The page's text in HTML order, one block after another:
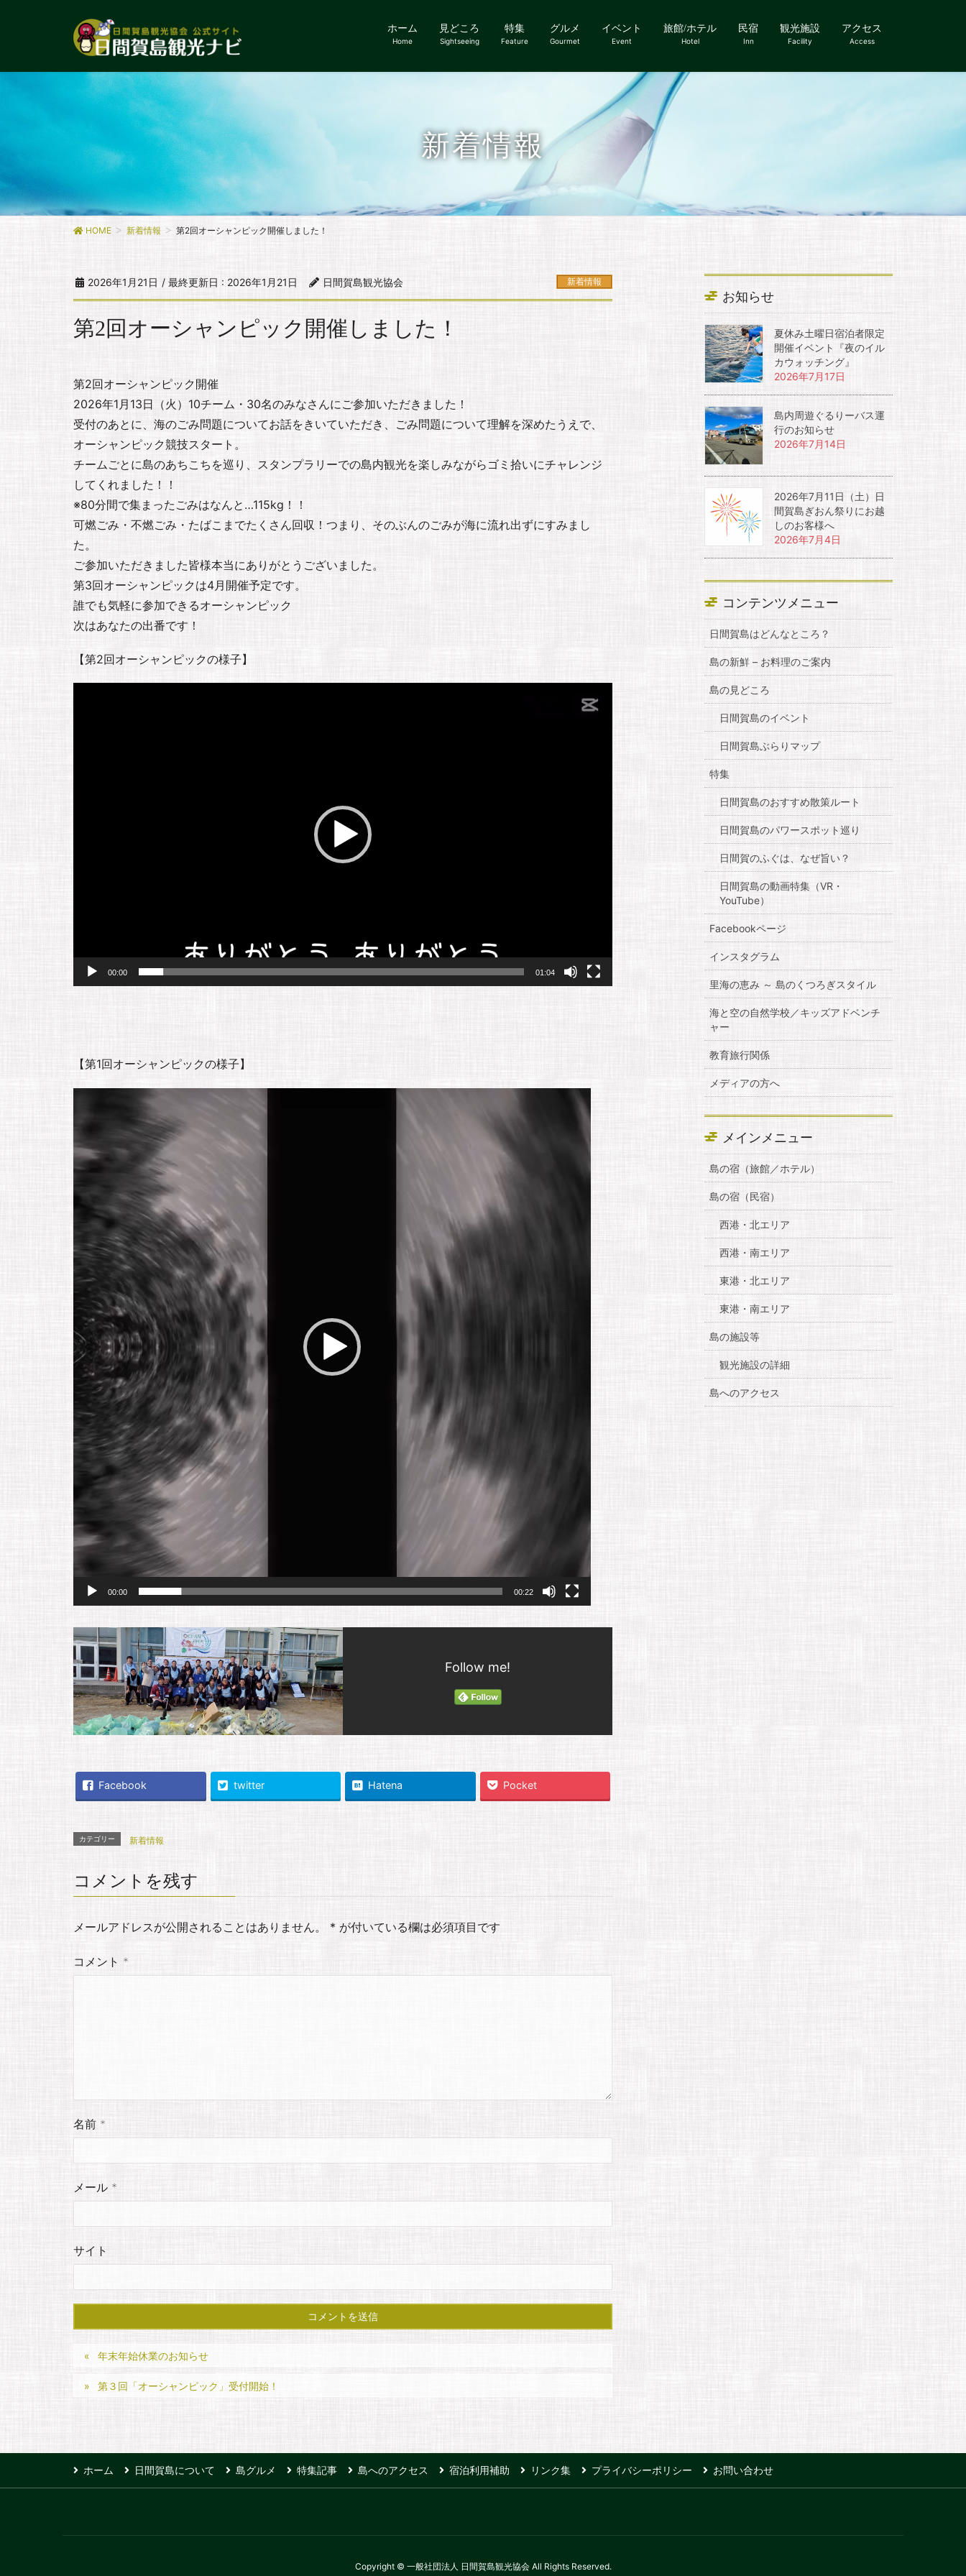
ホーム
Home
見どころ
Sightseeing
特集
Feature
グルメ
Gourmet
イベント
Event
旅館/ホテル
Hotel
民宿
Inn
観光施設
Facility
アクセス
Access
新着情報
HOME 新着情報 第2回オーシャンピック開催しました！
2026年1月21日 / 最終更新日 : 2026年1月21日 日間賀島観光協会 新着情報
第2回オーシャンピック開催しました！
第2回オーシャンピック開催
2026年1月13日（火）10チーム・30名のみなさんにご参加いただきました！
受付のあとに、海のごみ問題についてお話をきいていただき、ごみ問題について理解を深めたうえで、
オーシャンピック競技スタート。
チームごとに島のあちこちを巡り、スタンプラリーでの島内観光を楽しみながらゴミ拾いにチャレンジ
してくれました！！
※80分間で集まったごみはなんと…115kg！！
可燃ごみ・不燃ごみ・たばこまでたくさん回収！つまり、そのぶんのごみが海に流れ出ずにすみまし
た。
ご参加いただきました皆様本当にありがとうございました。
第3回オーシャンピックは4月開催予定です。
誰でも気軽に参加できるオーシャンピック
次はあなたの出番です！
【第2回オーシャンピックの様子】
00:00 01:04
【第1回オーシャンピックの様子】
レ
ー
ヤ
ー
00:00 00:22
Follow me!
Facebook twitter Hatena Pocket
カテゴリー 新着情報
コメントを残す
メールアドレスが公開されることはありません。 * が付いている欄は必須項目です
コメント *
名前 *
メール *
サイト
年末年始休業のお知らせ
第３回「オーシャンピック」受付開始！
お知らせ
夏休み土曜日宿泊者限定
開催イベント『夜のイル
カウォッチング』
2026年7月17日
島内周遊ぐるりーバス運
行のお知らせ
2026年7月14日
2026年7月11日（土）日
間賀島ぎおん祭りにお越
しのお客様へ
2026年7月4日
コンテンツメニュー
日間賀島はどんなところ？
島の新鮮 – お料理のご案内
島の見どころ
日間賀島のイベント
日間賀島ぶらりマップ
特集
日間賀島のおすすめ散策ルート
日間賀島のパワースポット巡り
日間賀のふぐは、なぜ旨い？
日間賀島の動画特集（VR・
YouTube）
Facebookページ
インスタグラム
里海の恵み ～ 島のくつろぎスタイル
海と空の自然学校／キッズアドベンチ
ャー
教育旅行関係
メディアの方へ
メインメニュー
島の宿（旅館／ホテル）
島の宿（民宿）
西港・北エリア
西港・南エリア
東港・北エリア
東港・南エリア
島の施設等
観光施設の詳細
島へのアクセス
ホーム 日間賀島について 島グルメ 特集記事 島へのアクセス 宿泊利用補助 リンク集 プライバシーポリシー お問い合わせ
Copyright © 一般社団法人 日間賀島観光協会 All Rights Reserved.